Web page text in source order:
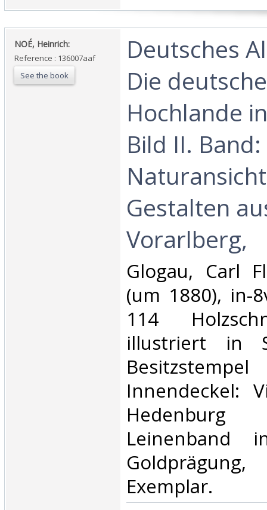
‎NOÉ, Heinrich:‎
Reference : 136007aaf
See the book
‎Deutsches
Die
Hochlande
Bild II. Band:
Gestalten
Vorarlberg, ‎
‎Glogau, Carl
(um 1880), in-
114
illustriert in
Innendeckel:
Leinenband
Exemplar.‎